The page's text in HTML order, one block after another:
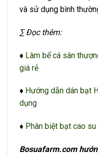
và sử dụng bình
∑ Đọc thêm:
♦ Làm bể cá sân
giá rẻ
♦ Hướng dẫn dán bạt
dụng
♦ Phân biệt bạt cao
Bosuafarm.com